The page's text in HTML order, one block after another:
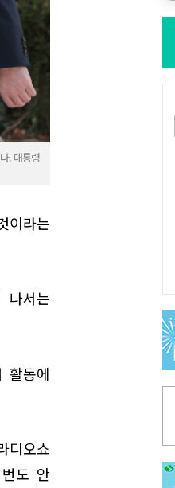
. 대통령
이라는
나서는
활동에
디오쇼
도 안